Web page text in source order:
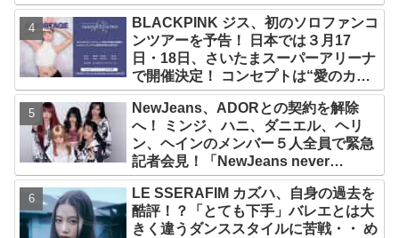
プ！ デビュー曲「Magnetic」がいき
なりの大ヒット
BLACKPINK ジス、初のソロファンコ
ンツアーを予告！ 日本では３月17
日・18日、さいたまスーパーアリーナ
で開催決定！ コンセプトは“愛のカケ
ラ”！？ 14日には新アルバム
『AMORTAGE』もリリース
NewJeans、ADORとの契約を解除
へ！ ミンジ、ハニ、ダニエル、ヘリ
ン、ヘインのメンバー５人全員で緊急
記者会見！「NewJeans never
dies!」と微笑みの宣言！ ADOR側、
2029年まで契約有効と主張
LE SSERAFIM カズハ、自身の過去を
酷評！？「とても下手」バレエとは大
きく違うダンススタイルに苦戦・・ め